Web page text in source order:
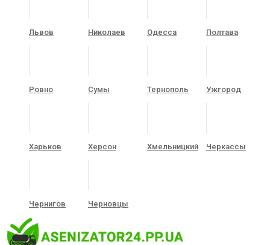
Львов Николаев Одесса Полтава
Ровно Сумы Тернополь Ужгород
Харьков Херсон Хмельницкий Черкассы
Чернигов Черновцы